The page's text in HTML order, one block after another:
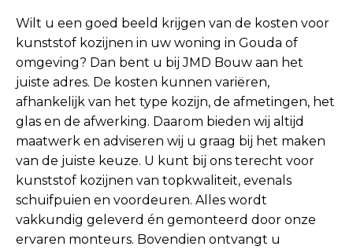
Wilt u een goed beeld krijgen van de kosten voor
kunststof kozijnen in uw woning in Gouda of
omgeving? Dan bent u bij JMD Bouw aan het
juiste adres. De kosten kunnen variëren,
afhankelijk van het type kozijn, de afmetingen, het
glas en de afwerking. Daarom bieden wij altijd
maatwerk en adviseren wij u graag bij het maken
van de juiste keuze. U kunt bij ons terecht voor
kunststof kozijnen van topkwaliteit, evenals
schuifpuien en voordeuren. Alles wordt
vakkundig geleverd én gemonteerd door onze
ervaren monteurs. Bovendien ontvangt u